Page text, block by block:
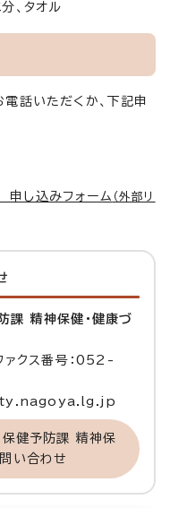
、タオル
話いただくか、下記申
し込みフォーム （外部リ
課 精神保健・健康づ
クス番号：052-
健予防課 精神保
い合わせ